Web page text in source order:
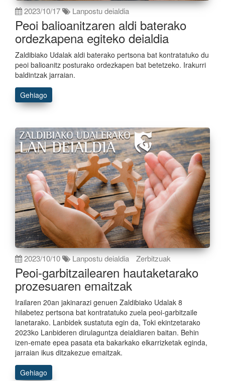
2023/10/17 Lanpostu deialdia
Peoi balioanitzaren aldi baterako
ordezkapena egiteko deialdia
Zaldibiako Udalak aldi baterako pertsona bat kontratatuko du
peoi balioanitz posturako ordezkapen bat betetzeko. Irakurri
baldintzak jarraian.
Gehiago
2023/10/10 Lanpostu deialdia Zerbitzuak
Peoi-garbitzailearen hautaketarako
prozesuaren emaitzak
Irailaren 20an jakinarazi genuen Zaldibiako Udalak 8
hilabetez pertsona bat kontratatuko zuela peoi-garbitzaile
lanetarako. Lanbidek sustatuta egin da, Toki ekintzetarako
2023ko Lanbideren dirulaguntza deialdiaren baitan. Behin
izen-emate epea pasata eta bakarkako elkarrizketak eginda,
jarraian ikus ditzakezue emaitzak.
Gehiago